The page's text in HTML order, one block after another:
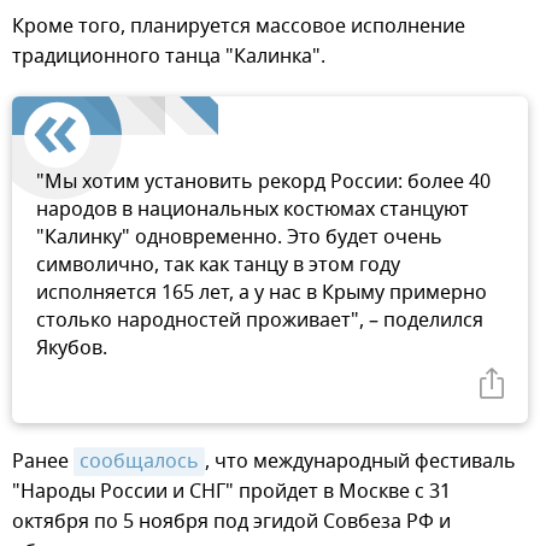
Кроме того, планируется массовое исполнение
традиционного танца "Калинка".
"Мы хотим установить рекорд России: более 40
народов в национальных костюмах станцуют
"Калинку" одновременно. Это будет очень
символично, так как танцу в этом году
исполняется 165 лет, а у нас в Крыму примерно
столько народностей проживает", – поделился
Якубов.
Ранее сообщалось , что международный фестиваль
"Народы России и СНГ" пройдет в Москве с 31
октября по 5 ноября под эгидой Совбеза РФ и